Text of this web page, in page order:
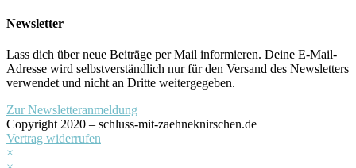
Newsletter
Lass dich über neue Beiträge per Mail informieren. Deine E-Mail-
Adresse wird selbstverständlich nur für den Versand des Newsletters
verwendet und nicht an Dritte weitergegeben.
Zur Newsletteranmeldung
Copyright 2020 – schluss-mit-zaehneknirschen.de
Vertrag widerrufen
×